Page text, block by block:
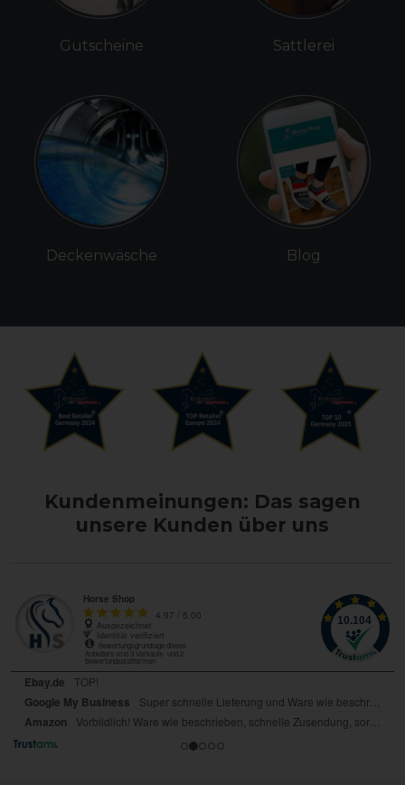
Gutscheine
Deckenwäsche
Sattlerei
Blog
Kundenmeinungen: Das sagen
unsere Kunden über uns